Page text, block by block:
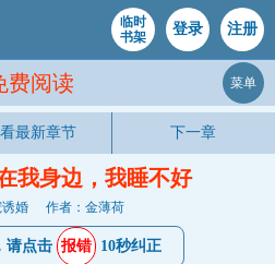
临时
书架
登录 注册
费阅读 菜单
最新章节 下一章
我身边，我睡不好
婚 作者：金薄荷
请点击 报错 10秒纠正